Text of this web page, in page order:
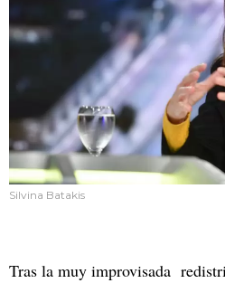
Silvina Batakis
Tras la muy improvisada